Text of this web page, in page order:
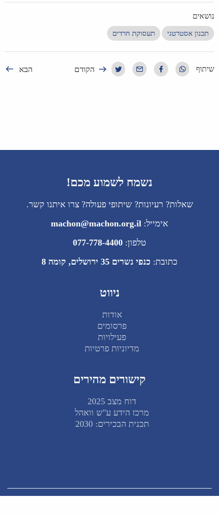
נושאים
תכנון אסטרטגי תעסוקת חרדים
שיתוף הקודם הבא
נשמח לשמוע מכם!
שאלות? רעיונות? שיתופי פעולה? צרו איתנו קשר.
אימייל: machon@machon.org.il
טלפון: 077-778-4400
כתובת: כנפי נשרים 35 ירושלים, קומה 8
ניווט
אודות
פרסומים
פעילויות
מדיוניות פרטיות
קישורים מהירים
דוח מצב 2025
מרכז הידע ע"ש וואהל
תכנית הבכירים: 2030